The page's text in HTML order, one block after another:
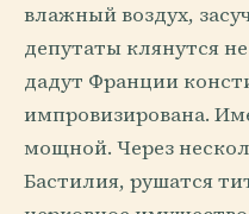
влажный воздух,
депутаты клянутся
дадут Франции
импровизирована.
мощной. Через
Бастилия, рушатся